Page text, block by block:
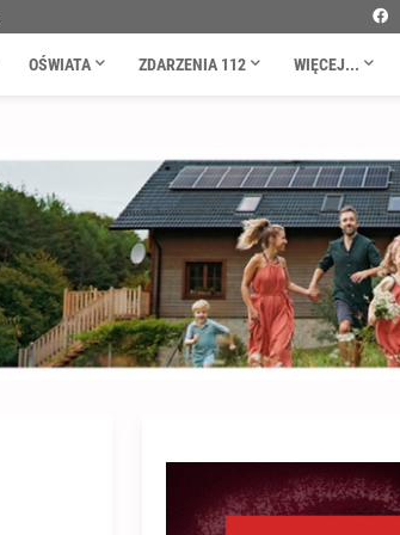
OŚWIATA ZDARZENIA 112 WIĘCEJ...